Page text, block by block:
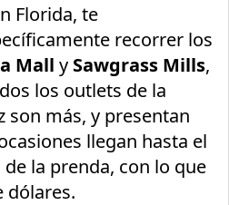
Florida, te
recorrer los
Mall y Sawgrass Mills,
los outlets de la
son más, y presentan
llegan hasta el
de la prenda, con lo que
dólares.